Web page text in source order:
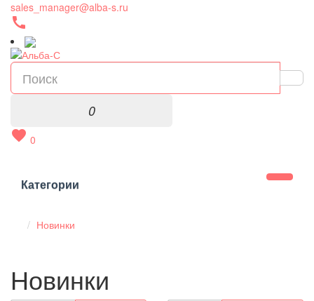
sales_manager@alba-s.ru
call
0
favorite 0
Категории
Новинки
Новинки